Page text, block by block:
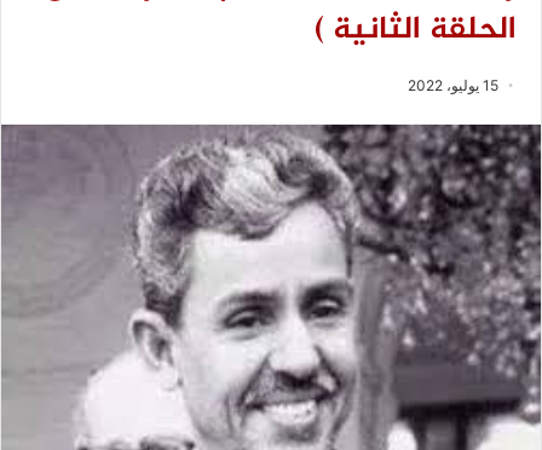
الحلقة الثانية )
15 يوليو، 2022